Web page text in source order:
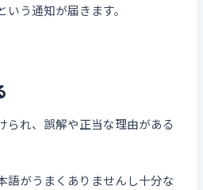
う通知が届きます。
られ、誤解や正当な理由がある
語がうまくありませんし十分な